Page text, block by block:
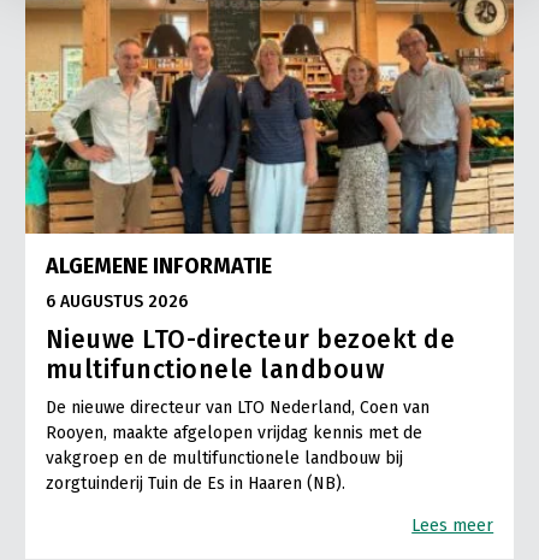
ALGEMENE INFORMATIE
6 AUGUSTUS 2026
Nieuwe LTO-directeur bezoekt de
multifunctionele landbouw
De nieuwe directeur van LTO Nederland, Coen van
Rooyen, maakte afgelopen vrijdag kennis met de
vakgroep en de multifunctionele landbouw bij
zorgtuinderij Tuin de Es in Haaren (NB).
Lees meer